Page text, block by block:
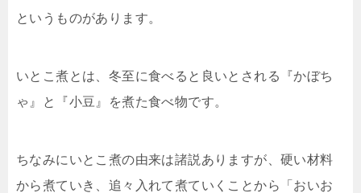
というものがあります。
いとこ煮とは、冬至に食べると良いとされる『かぼち
ゃ』と『小豆』を煮た食べ物です。
ちなみにいとこ煮の由来は諸説ありますが、硬い材料
から煮ていき、追々入れて煮ていくことから「おいお